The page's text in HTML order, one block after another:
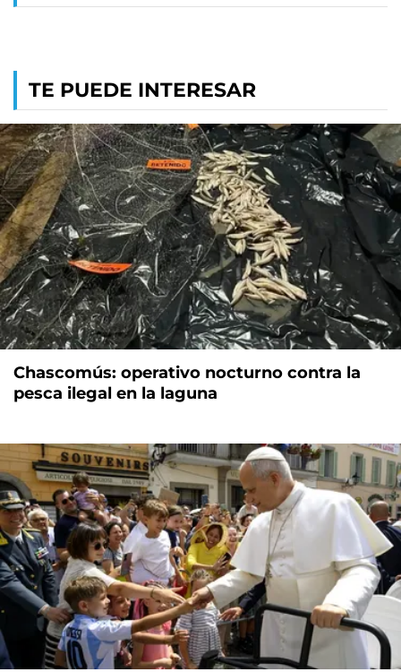
TE PUEDE INTERESAR
Chascomús: operativo nocturno contra la
pesca ilegal en la laguna